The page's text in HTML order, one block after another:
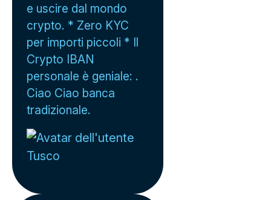
e uscire dal mondo
crypto. * Zero KYC
per importi piccoli * Il
Crypto IBAN
personale è geniale: .
Ciao Ciao banca
tradizionale.
Tusco